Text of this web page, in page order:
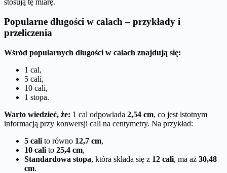
stosują tę miarę.
Popularne długości w calach – przykłady i
przeliczenia
Wśród popularnych długości w calach znajdują się:
1 cal,
5 cali,
10 cali,
1 stopa.
Warto wiedzieć, że: 1 cal odpowiada 2,54 cm, co jest istotnym
informacją przy konwersji cali na centymetry. Na przykład:
5 cali to równo 12,7 cm,
10 cali to 25,4 cm,
Standardowa stopa, która składa się z 12 cali, ma aż 30,48
cm.